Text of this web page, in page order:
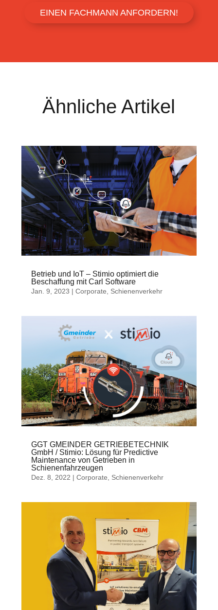
EINEN FACHMANN ANFORDERN!
Ähnliche Artikel
Betrieb und IoT – Stimio optimiert die
Beschaffung mit Carl Software
Jan. 9, 2023 | Corporate, Schienenverkehr
GGT GMEINDER GETRIEBETECHNIK
GmbH / Stimio: Lösung für Predictive
Maintenance von Getrieben in
Schienenfahrzeugen
Dez. 8, 2022 | Corporate Schienenverkehr